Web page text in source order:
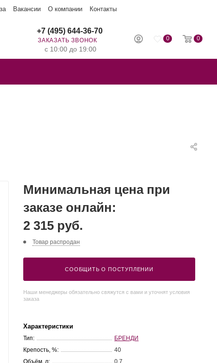
Вакансии О компании Контакты
0 0
+7 (495) 644-36-70
ЗАКАЗАТЬ ЗВОНОК
с 10:00 до 19:00
Минимальная цена при
заказе онлайн:
2 315 руб.
Товар распродан
СООБЩИТЬ О ПОСТУПЛЕНИИ
Наши менеджеры обязательно свяжутся с вами и уточнят условия
заказа
Характеристики
Тип:
БРЕНДИ
Крепость, %:
40
Объём, л:
0.7